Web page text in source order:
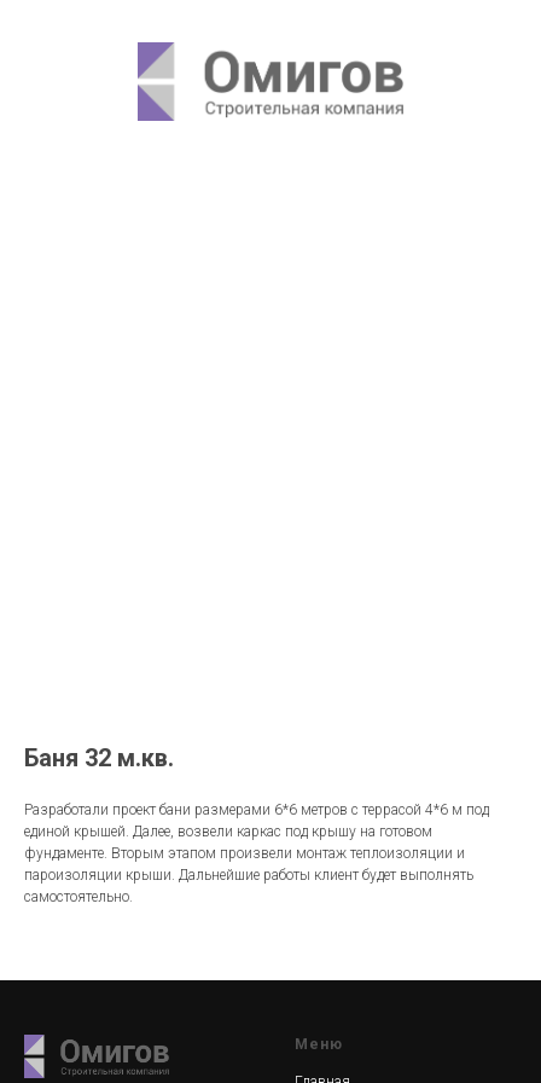
Баня 32 м.кв.
Разработали проект бани размерами 6*6 метров с террасой 4*6 м под
единой крышей. Далее, возвели каркас под крышу на готовом
фундаменте. Вторым этапом произвели монтаж теплоизоляции и
пароизоляции крыши. Дальнейшие работы клиент будет выполнять
самостоятельно.
Меню